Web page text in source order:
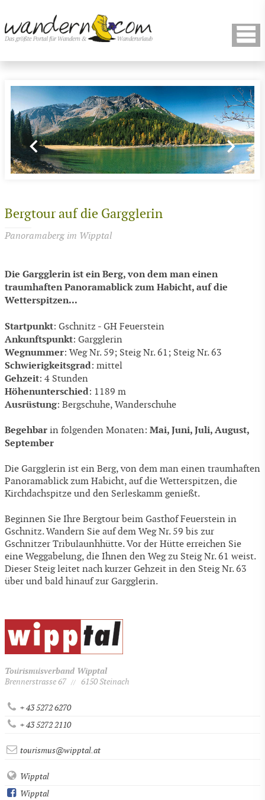
Bergtour auf die Gargglerin
Panoramaberg im Wipptal
Die Gargglerin ist ein Berg, von dem man einen
traumhaften Panoramablick zum Habicht, auf die
Wetterspitzen...
Startpunkt: Gschnitz - GH Feuerstein
Ankunftspunkt: Gargglerin
Wegnummer: Weg Nr. 59; Steig Nr. 61; Steig Nr. 63
Schwierigkeitsgrad: mittel
Gehzeit: 4 Stunden
Höhenunterschied: 1189 m
Ausrüstung: Bergschuhe, Wanderschuhe
Begehbar in folgenden Monaten: Mai, Juni, Juli, August,
September
Die Gargglerin ist ein Berg, von dem man einen traumhaften
Panoramablick zum Habicht, auf die Wetterspitzen, die
Kirchdachspitze und den Serleskamm genießt.
Beginnen Sie Ihre Bergtour beim Gasthof Feuerstein in
Gschnitz. Wandern Sie auf dem Weg Nr. 59 bis zur
Gschnitzer Tribulaunhhütte. Vor der Hütte erreichen Sie
eine Weggabelung, die Ihnen den Weg zu Steig Nr. 61 weist.
Dieser Steig leitet nach kurzer Gehzeit in den Steig Nr. 63
über und bald hinauf zur Gargglerin.
Tourismusverband Wipptal
Brennerstrasse 67 // 6150 Steinach
+ 43 5272 6270
+ 43 5272 2110
tourismus@wipptal.at
Wipptal
Wipptal